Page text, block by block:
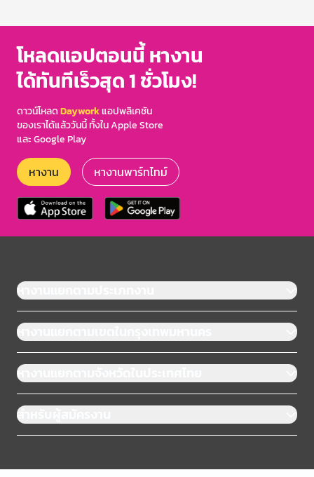
โหลดแอปตอนนี้ หางาน
ได้ทันทีเร็วสุด 1 ชั่วโมง!
ดาวน์โหลดDayworkแอปพลิเคชัน
ของเราได้แล้ววันนี้ ทั้งใน Apple Store
และ Google Play
หางาน หางานพาร์ทไทม์
หางานแยกตามประเภทงาน
หางานแยกตามเขตในกรุงเทพมหานคร
หางานแยกตามจังหวัดในประเทศไทย
สำหรับผู้สมัครงาน